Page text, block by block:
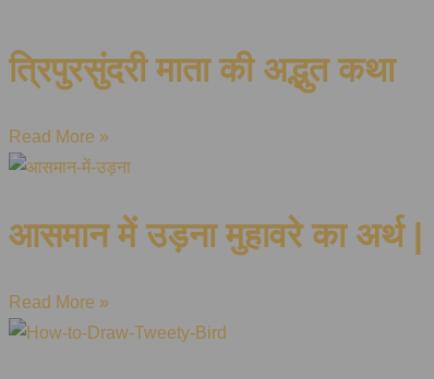
त्रिपुरसुंदरी माता की अद्भुत कथा
Read More »
आसमान में उड़ना मुहावरे का
Read More »